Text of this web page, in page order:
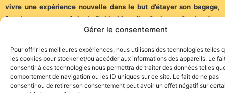
Gérer le consentement
Pour offrir les meilleures expériences, nous utilisons des technologies telles
les cookies pour stocker et/ou accéder aux informations des appareils. Le
consentir à ces technologies nous permettra de traiter des données telles
comportement de navigation ou les ID uniques sur ce site. Le fait de ne pas
consentir ou de retirer son consentement peut avoir un effet négatif sur
vivre une expérience nouvelle dans le but d’étayer son bagage,
fera le paseo aux côtés de Pablo Mata (La Carlota – Cordoue) et
Aarón Palacio (Biota – Saragosse).
Suerte a todos, notamment, bien sûr, pour Nino !